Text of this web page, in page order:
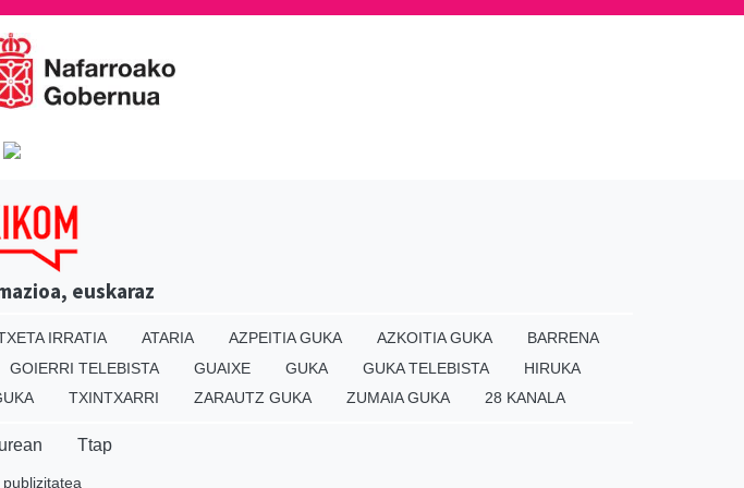
euskaraz
IRRATIA ATARIA AZPEITIA GUKA AZKOITIA GUKA
BARRENA
GOIERRI TELEBISTA GUAIXE GUKA GUKA TELEBISTA
HIRUKA
TXINTXARRI ZARAUTZ GUKA ZUMAIA GUKA 28 KANALA
Ttap
publizitatea